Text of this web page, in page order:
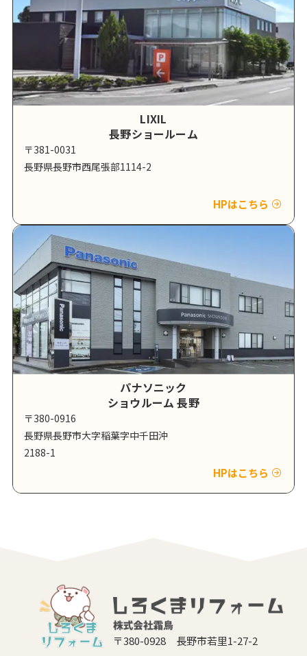
LIXIL
長野ショールーム
〒381-0031
長野県長野市西尾張部1114-2
HPはこちら
パナソニック
ショウルーム 長野
〒380-0916
長野県長野市大字稲葉字中千田沖
2188-1
HPはこちら
〒380-0928 長野市若里1-27-2